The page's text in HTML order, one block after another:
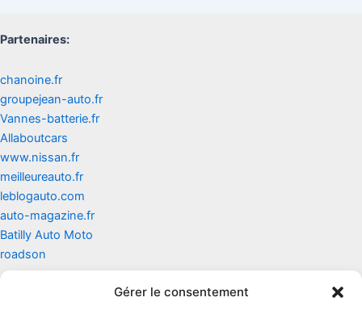
Gérer le consentement
Partenaires:
chanoine.fr
groupejean-auto.fr
Vannes-batterie.fr
Allaboutcars
www.nissan.fr
meilleureauto.fr
leblogauto.com
auto-magazine.fr
Batilly Auto Moto
roadson